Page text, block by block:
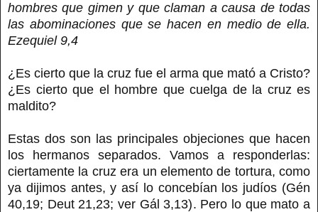
hombres que gimen y que claman a causa de todas
las abominaciones que se hacen en medio de ella.
Ezequiel 9,4
¿Es cierto que la cruz fue el arma que mató a Cristo?
¿Es cierto que el hombre que cuelga de la cruz es
maldito?
Estas dos son las principales objeciones que hacen
los hermanos separados. Vamos a responderlas:
ciertamente la cruz era un elemento de tortura, como
ya dijimos antes, y así lo concebían los judíos (Gén
40,19; Deut 21,23; ver Gál 3,13). Pero lo que mato a